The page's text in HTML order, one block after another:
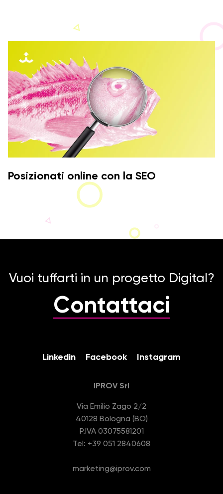
Posizionati online con la SEO
Vuoi tuffarti in un progetto Digital?
Contattaci
Linkedin Facebook Instagram
IPROV Srl
Via Emilio Zago 2/2
40128 Bologna (BO)
P.IVA 03075581201
Tel: +39 051 2840608
marketing@iprov.com